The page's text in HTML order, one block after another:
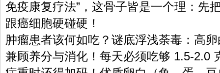
免疫康复疗法”，这骨子皆是一个理：先
跟癌细胞硬碰硬！
肿瘤患者该何如吃？谜底浮浅荼毒：高
兼顾养分与消化！每天必须吃够 1.5-2.0